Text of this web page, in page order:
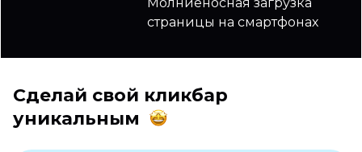
страницы на смартфонах
Сделай свой кликбар
уникальным